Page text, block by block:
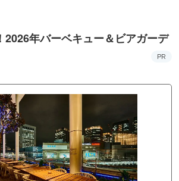
2026年バーベキュー＆ビアガーデ
PR